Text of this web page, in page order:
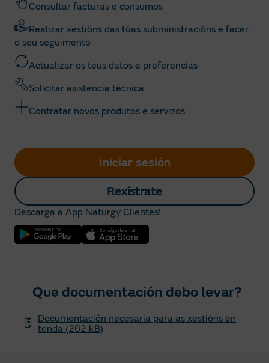
Consultar facturas e consumos
Realizar xestións das túas subministracións e facer
o seu seguimento
Actualizar os teus datos e preferencias
Solicitar asistencia técnica
Contratar novos produtos e servizos
Iniciar sesión
Rexístrate
Descarga a App Naturgy Clientes!
Que documentación debo levar?
Documentación necesaria para as xestións en
tenda (202 kB)